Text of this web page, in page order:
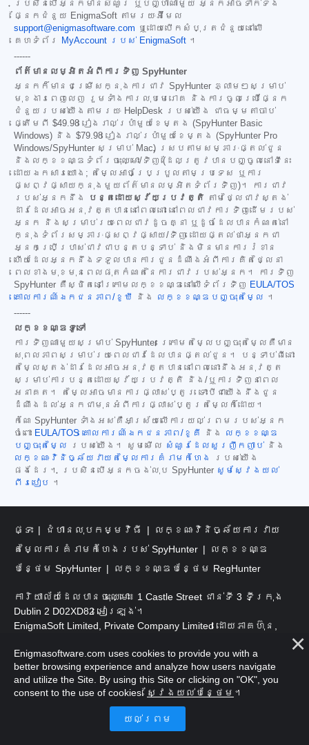
ប្រសិនបើអ្នកមានសំណួរ ឬបញ្ហាណាមួយ អ្នកអាចទាក់ទង
ផ្នែកជំនួយ EnigmaSoft តាមរយៈអ៊ីមែល
support@enigmasoftware.com ឬដោយបើកសំបុត្រជំនួយនៅលើ
គេហទំព័រ
MyAccount របស់ EnigmaSoft ។
------
ព័ត៌មានលម្អិតអំពីការទិញ SpyHunter
អ្នកក៏មានជម្រើសក្នុងការជាវ SpyHunter ភ្លាមៗសម្រាប់
មុខងារពេញលេញ រួមទាំងការលុបមេរោគ និងការចូលប្រើផ្នែក
ជំនួយរបស់យើងតាមរយៈ HelpDesk របស់យើង ជាធម្មតាចាប់
ផ្តើមពី $49.98 រៀងរាល់ប្រាំមួយខែម្តង (SpyHunter Basic
Windows) និង $79.98 រៀងរាល់ប្រាំមួយខែម្តង (SpyHunter Pro
Windows/SpyHunter សម្រាប់ Mac) ស្របតាមសម្ភារៈផ្តល់ជូន
និងលក្ខខណ្ឌទំព័រចុះឈ្មោះ/ទិញ (ដែលត្រូវបានបញ្ចូលនៅទីនេះ
ដោយឯកសារយោង; តម្លៃអាចប្រែប្រួលតាមប្រទេស ឬការ
ផ្សព្វផ្សាយក្នុងមួយព័ត៌មានលម្អិតទំព័រទិញ)។ ការជាវ
របស់អ្នកនឹង
បន្តដោយស្វ័យប្រវត្តិ តាមថ្លៃជាវស្តង់
ដារដែលអាចអនុវត្តបាននៅពេលនោះ នៅពេលជាវការទិញដើមរបស់
អ្នក និងសម្រាប់រយៈពេលជាវដូចគ្នា ឬដូចដែលបានកំណត់នៅ
ក្នុងទំព័រសម្ភារៈផ្សព្វផ្សាយ/ទិញ ដោយផ្តល់ថាអ្នកជា
អ្នកប្រើប្រាស់ជាវជាបន្តបន្ទាប់ និងមិនមានការរំខាន
ហើយដែលអ្នកនឹងទទួលបានការជូនដំណឹងអំពីការគិតថ្លៃនា
ពេលខាងមុខមុនពេលផុតកំណត់នៃការជាវរបស់អ្នក។ ការទិញ
SpyHunter គឺស្ថិតនៅក្រោមលក្ខខណ្ឌនៅលើទំព័រទិញ EULA/TOS
គោលការណ៍ឯកជនភាព/ខូឃី
និង លក្ខខណ្ឌបញ្ចុះតម្លៃ ។
------
លក្ខខណ្ឌទូទៅ
ការទិញណាមួយសម្រាប់ SpyHunter ក្រោមតម្លៃបញ្ចុះតម្លៃគឺមាន
សុពលភាពសម្រាប់រយៈពេលជាវដែលបានផ្តល់ជូន។ បន្ទាប់ពីនោះ
តម្លៃស្តង់ដារដែលអាចអនុវត្តបាននៅពេលនោះនឹងអនុវត្ត
សម្រាប់ការបន្តដោយស្វ័យប្រវត្តិ និង/ឬការទិញនាពេល
អនាគត។ តម្លៃអាចមានការផ្លាស់ប្តូរ ទោះបីជាយើងនឹងជូន
ដំណឹងដល់អ្នកជាមុនអំពីការផ្លាស់ប្តូរតម្លៃក៏ដោយ។
កំណែ SpyHunter ទាំងអស់គឺអាស្រ័យលើការយល់ព្រមរបស់អ្នក
ចំពោះ EULA/TOS គោលការណ៍ឯកជនភាព/ខូគី និង
លក្ខខណ្ឌ
បញ្ចុះតម្លៃ
របស់យើង។ សូមមើល សំណួរដែលសួរញឹកញាប់ និង
លក្ខណៈវិនិច្ឆ័យវាយតម្លៃការគំរាមកំហែង
របស់យើង
ផងដែរ។ ប្រសិនបើអ្នកចង់លុប SpyHunter សូមស្វែងយល់
ពីរបៀប ។
ផ្ទះ ជំហានលុបកម្មវិធី
លក្ខណៈវិនិច្ឆ័យការវាយ
តម្លៃការគំរាមកំហែងរបស់ SpyHunter
លក្ខខណ្ឌ
បន្ថែម SpyHunter
លក្ខខណ្ឌបន្ថែម RegHunter
ការិយាល័យដែលបានចុះឈ្មោះ៖ 1 Castle Street ជាន់ទី 3 ទីក្រុង
Dublin 2 D02XD82 អៀរឡង់។
EnigmaSoft Limited, Private Company Limited ដោយភាគហ៊ុន,
Mac និង MacOS គឺជាពាណិជ្ជសញ្ញារបស់ក្រុមហ៊ុន Apple
Inc. ដែលបានចុះបញ្ជីនៅសហរដ្ឋអាមេរិក និងប្រទេសដទៃ
ទៀត។
។ EnigmaSoft Ltd. រក្សាសិទ្ធិ
Enigmasoftware.com uses cookies to provide you with a
better browsing experience and analyze how users navigate
and utilize the Site. By using this Site or clicking on "OK", you
consent to the use of cookies. ស្វែងយល់បន្ថែម ។